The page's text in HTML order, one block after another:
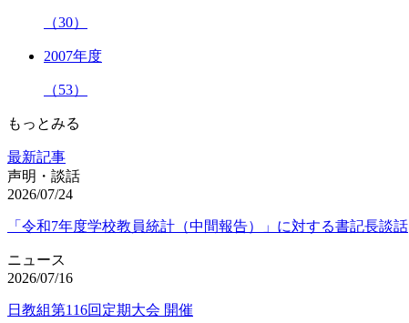
（30）
2007年度
（53）
もっとみる
最新記事
声明・談話
2026/07/24
「令和7年度学校教員統計（中間報告）」に対する書記長談話
ニュース
2026/07/16
日教組第116回定期大会 開催